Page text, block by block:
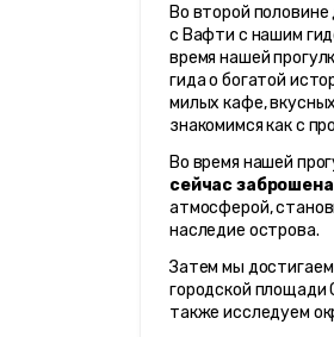
Во второй половине
с Вафти с нашим
время нашей
гида о богатой
милых кафе,
знакомимся как с
Во время нашей
сейчас заброшена
атмосферой,
наследие острова.
Затем мы достигаем
городской площади
также исследуем